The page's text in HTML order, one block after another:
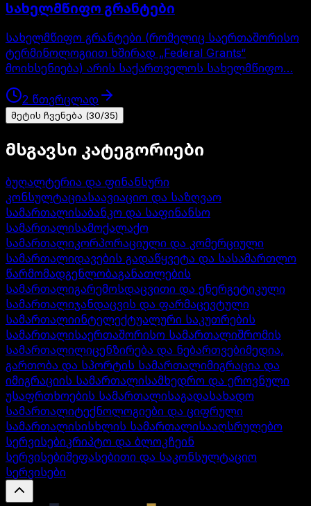
სახელმწიფო გრანტები
სახელმწიფო გრანტები (რომელიც საერთაშორისო
ტერმინოლოგიით ხშირად „Federal Grants“
მოიხსენიება) არის საქართველოს სახელმწიფო…
2 წთვრცლად
მეტის ჩვენება (30/35)
მსგავსი კატეგორიები
ბუღალტერია და ფინანსური
კონსულტაციასაავიაციო და საზღვაო
სამართალისაბანკო და საფინანსო
სამართალისამოქალაქო
სამართალიკორპორაციული და კომერციული
სამართალიდავების გადაწყვეტა და სასამართლო
წარმომადგენლობაგანათლების
სამართალიგარემოსდაცვითი და ენერგეტიკული
სამართალიჯანდაცვის და ფარმაცევტული
სამართალიინტელექტუალური საკუთრების
სამართალისაერთაშორისო სამართალიშრომის
სამართალილიცენზირება და ნებართვებიმედია,
გართობა და სპორტის სამართალიმიგრაცია და
იმიგრაციის სამართალისამხედრო და ეროვნული
უსაფრთხოების სამართალისაგადასახადო
სამართალიტექნოლოგიები და ციფრული
სამართალისისხლის სამართალისააღსრულებო
სერვისებიკრიპტო და ბლოკჩეინ
სერვისებიშეფასებითი და საკონსულტაციო
სერვისები